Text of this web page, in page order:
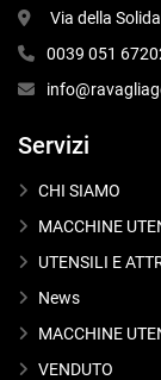
Via della
0039 051
Servizi
CHI SIAMO
MACCHINE
UTENSILI E
News
MACCHINE
VENDUTO